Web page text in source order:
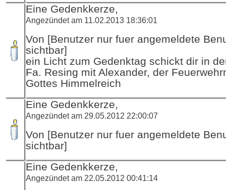
Eine Gedenkkerze,
Angezündet am 11.02.2013 18:36:01
Von [Benutzer nur fuer angemeldete
sichtbar]
ein Licht zum Gedenktag schickt dir in
Fa. Resing mit Alexander, der
Gottes Himmelreich
Eine Gedenkkerze,
Angezündet am 29.05.2012 22:00:07
Von [Benutzer nur fuer angemeldete
sichtbar]
Eine Gedenkkerze,
Angezündet am 22.05.2012 00:41:14